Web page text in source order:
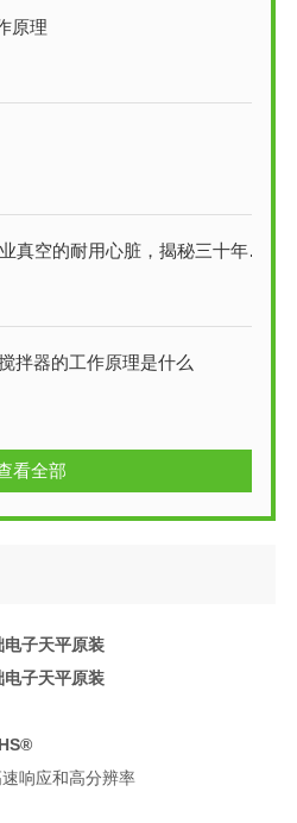
原理
的耐用心脏，揭秘三十年的设计奥秘
拌器的工作原理是什么
看全部
子天平原装
子天平原装
响应和高分辨率